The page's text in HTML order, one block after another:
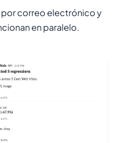
por correo electrónico y
en paralelo.